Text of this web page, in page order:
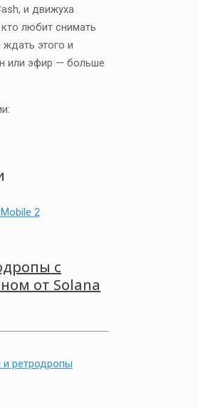
и движуха
любит снимать
этого и
или эфир — больше
с
от Solana